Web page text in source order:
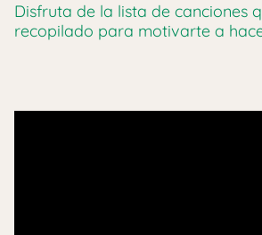
Disfruta de la lista de canciones
recopilado para motivarte a